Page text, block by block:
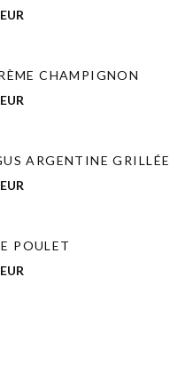
CHAMPIGNON
ARGENTINE GRILLÉE
POULET